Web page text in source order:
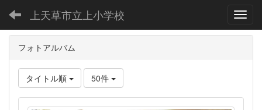
上天草市立上小学校
フォトアルバム
タイトル順 50件